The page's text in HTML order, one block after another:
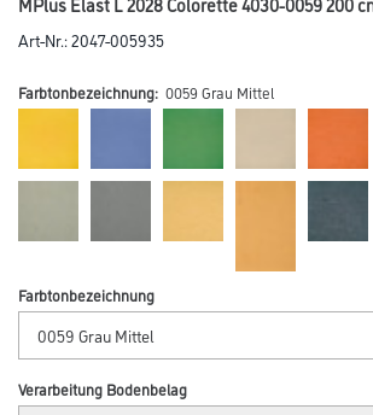
Art-Nr.:2047-005935
Farbtonbezeichnung: 0059 Grau Mittel
Farbtonbezeichnung
Verarbeitung Bodenbelag